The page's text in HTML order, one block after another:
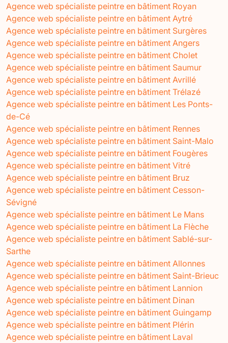
Agence web spécialiste peintre en bâtiment Royan
Agence web spécialiste peintre en bâtiment Aytré
Agence web spécialiste peintre en bâtiment Surgères
Agence web spécialiste peintre en bâtiment Angers
Agence web spécialiste peintre en bâtiment Cholet
Agence web spécialiste peintre en bâtiment Saumur
Agence web spécialiste peintre en bâtiment Avrillé
Agence web spécialiste peintre en bâtiment Trélazé
Agence web spécialiste peintre en bâtiment Les Ponts-
de-Cé
Agence web spécialiste peintre en bâtiment Rennes
Agence web spécialiste peintre en bâtiment Saint-Malo
Agence web spécialiste peintre en bâtiment Fougères
Agence web spécialiste peintre en bâtiment Vitré
Agence web spécialiste peintre en bâtiment Bruz
Agence web spécialiste peintre en bâtiment Cesson-
Sévigné
Agence web spécialiste peintre en bâtiment Le Mans
Agence web spécialiste peintre en bâtiment La Flèche
Agence web spécialiste peintre en bâtiment Sablé-sur-
Sarthe
Agence web spécialiste peintre en bâtiment Allonnes
Agence web spécialiste peintre en bâtiment Saint-Brieuc
Agence web spécialiste peintre en bâtiment Lannion
Agence web spécialiste peintre en bâtiment Dinan
Agence web spécialiste peintre en bâtiment Guingamp
Agence web spécialiste peintre en bâtiment Plérin
Agence web spécialiste peintre en bâtiment Laval